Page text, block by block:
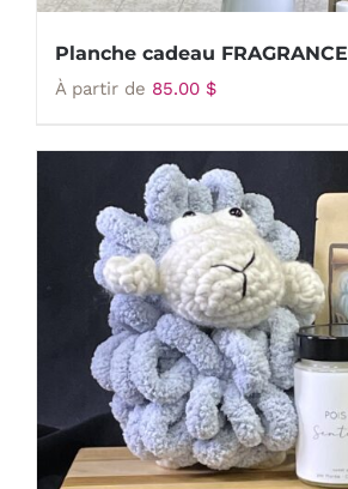
Planche cadeau FRAGRANCE
À partir de 85.00 $